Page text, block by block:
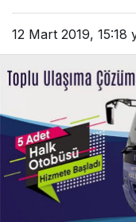
12 Mart 2019, 15:18